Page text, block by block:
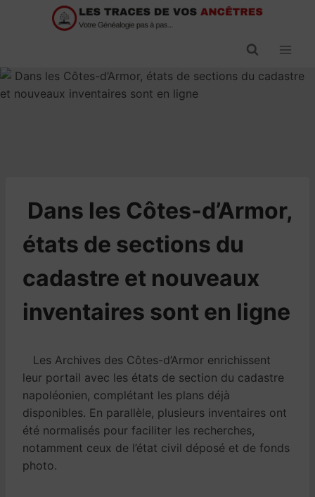
​Dans les Côtes-d’Armor,
états de sections du
cadastre et nouveaux
inventaires sont en ligne
Les Archives des Côtes-d’Armor enrichissent
leur portail avec les états de section du cadastre
napoléonien, complétant les plans déjà
disponibles. En parallèle, plusieurs inventaires ont
été normalisés pour faciliter les recherches,
notamment ceux de l’état civil déposé et de fonds
photo.